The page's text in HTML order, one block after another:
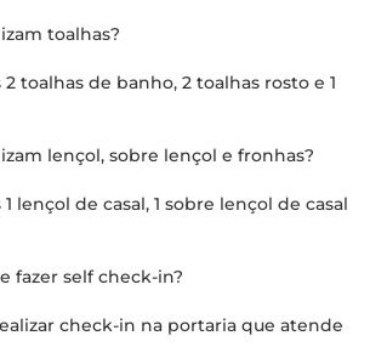
toalhas?
2 toalhas de banho, 2 toalhas rosto e 1
lençol, sobre lençol e fronhas?
lençol de casal, 1 sobre lençol de casal
fazer self check-in?
check-in na portaria que atende